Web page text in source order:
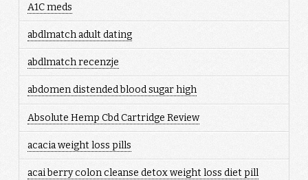
A1C meds
abdlmatch adult dating
abdlmatch recenzje
abdomen distended blood sugar high
Absolute Hemp Cbd Cartridge Review
acacia weight loss pills
acai berry colon cleanse detox weight loss diet pill